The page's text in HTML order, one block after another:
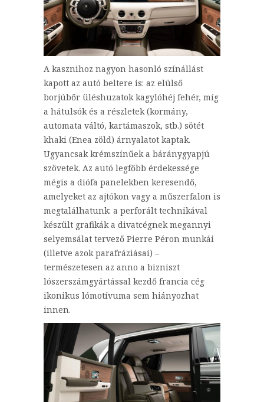
A kasznihoz nagyon hasonló színállást
kapott az autó beltere is: az elülső
borjúbőr üléshuzatok kagylóhéj fehér, míg
a hátulsók és a részletek (kormány,
automata váltó, kartámaszok, stb.) sötét
khaki (Enea zöld) árnyalatot kaptak.
Ugyancsak krémszínűek a báránygyapjú
szövetek. Az autó legfőbb érdekessége
mégis a diófa panelekben keresendő,
amelyeket az ajtókon vagy a műszerfalon is
megtalálhatunk: a perforált technikával
készült grafikák a divatcégnek megannyi
selyemsálat tervező Pierre Péron munkái
(illetve azok parafráziásai) –
természetesen az anno a bizniszt
lószerszámgyártással kezdő francia cég
ikonikus lómotívuma sem hiányozhat
innen.